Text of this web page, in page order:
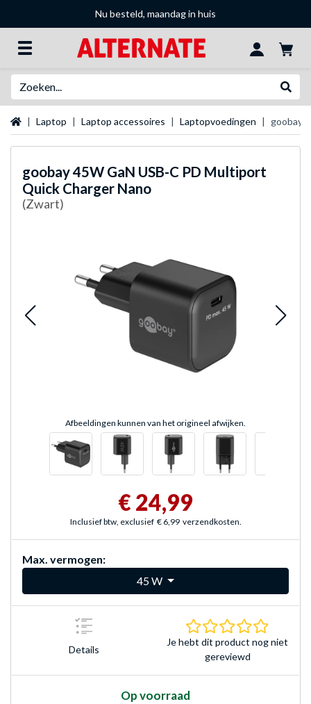
Nu besteld, maandag in huis
Startpagina
Laptop Laptop accessoires Laptopvoedingen goobay
goobay45W GaN USB-C PD Multiport
Quick Charger Nano
(Zwart)
Afbeeldingen kunnen van het origineel afwijken.
€ 24,99
Inclusief btw, exclusief € 6,99 verzendkosten.
Max. vermogen:
45 W
Details
Je hebt dit product nog niet
gereviewd
Op voorraad